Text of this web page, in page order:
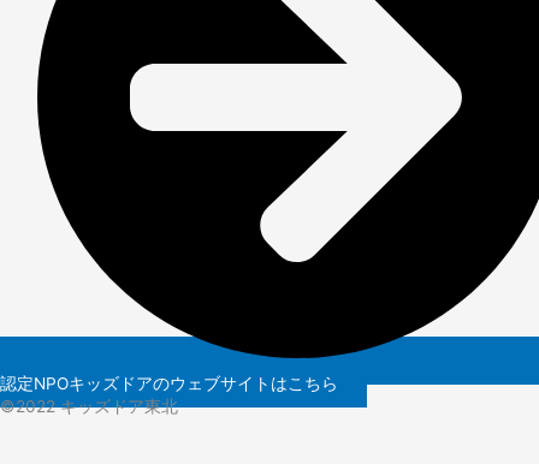
認定NPOキッズドアのウェブサイトはこちら
©️2022 キッズドア東北